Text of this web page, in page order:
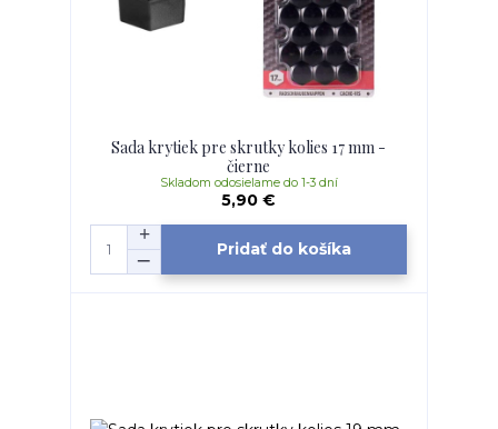
Sada krytiek pre skrutky kolies 17 mm -
čierne
5,90 €
Skladom odosielame do 1-3 dní
Pridať do košíka